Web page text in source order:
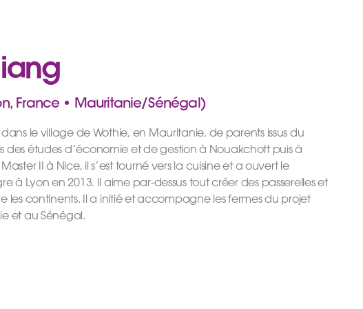
France • Mauritanie/Sénégal)
le village de Wothie, en Mauritanie, de parents issus du
des études d’économie et de gestion à Nouakchott puis à
II à Nice, il s’est tourné vers la cuisine et a ouvert le
à Lyon en 2013. Il aime par-dessus tout créer des passerelles et
les continents. Il a initié et accompagne les fermes du projet
et au Sénégal.